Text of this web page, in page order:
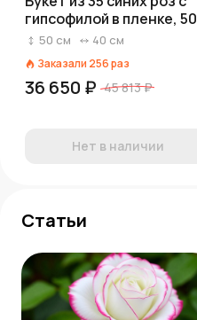
гипсофилой в пленке, 50
см, Россия
50 см 40 см
Заказали 256раз
36 650 ₽ 45 813 ₽
Нет в наличии
Статьи